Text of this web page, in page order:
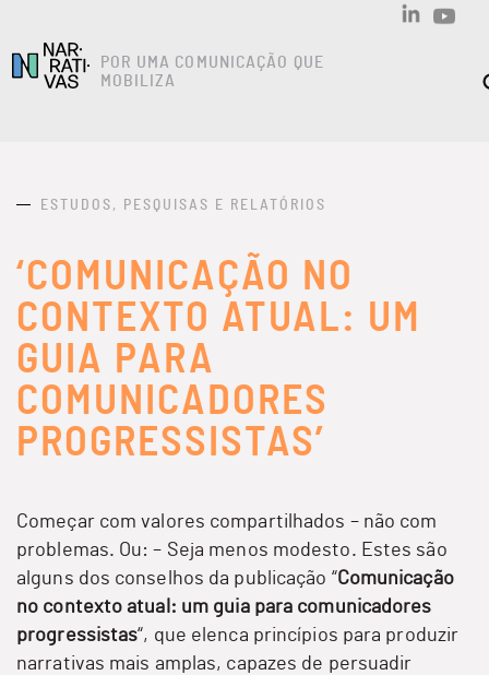
POR UMA COMUNICAÇÃO QUE
MOBILIZA
ESTUDOS, PESQUISAS E RELATÓRIOS
‘COMUNICAÇÃO NO
CONTEXTO ATUAL: UM
GUIA PARA
COMUNICADORES
PROGRESSISTAS’
Começar com valores compartilhados – não com
problemas. Ou: – Seja menos modesto. Estes são
alguns dos conselhos da publicação “Comunicação
no contexto atual: um guia para comunicadores
progressistas“, que elenca princípios para produzir
narrativas mais amplas, capazes de persuadir